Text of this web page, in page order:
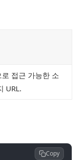
접근 가능한 소
URL.
Copy